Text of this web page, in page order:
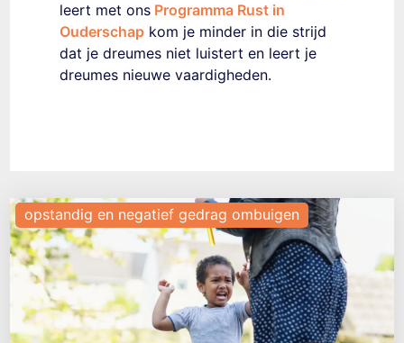
leert met onsProgramma Rust in
Ouderschapkom je minder in die strijd
dat je dreumes niet luistert en leert je
dreumes nieuwe vaardigheden.
opstandig en negatief gedrag ombuigen